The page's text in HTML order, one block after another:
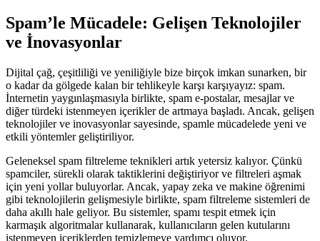
Spam’le Mücadele: Gelişen Teknolojiler
ve İnovasyonlar
Dijital çağ, çeşitliliği ve yeniliğiyle bize birçok imkan sunarken, bir
o kadar da gölgede kalan bir tehlikeyle karşı karşıyayız: spam.
İnternetin yaygınlaşmasıyla birlikte, spam e-postalar, mesajlar ve
diğer türdeki istenmeyen içerikler de artmaya başladı. Ancak, gelişen
teknolojiler ve inovasyonlar sayesinde, spamle mücadelede yeni ve
etkili yöntemler geliştiriliyor.
Geleneksel spam filtreleme teknikleri artık yetersiz kalıyor. Çünkü
spamciler, sürekli olarak taktiklerini değiştiriyor ve filtreleri aşmak
için yeni yollar buluyorlar. Ancak, yapay zeka ve makine öğrenimi
gibi teknolojilerin gelişmesiyle birlikte, spam filtreleme sistemleri de
daha akıllı hale geliyor. Bu sistemler, spamı tespit etmek için
karmaşık algoritmalar kullanarak, kullanıcıların gelen kutularını
istenmeyen içeriklerden temizlemeye yardımcı oluyor.